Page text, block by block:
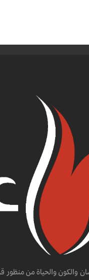
والكون والحياة من منظور